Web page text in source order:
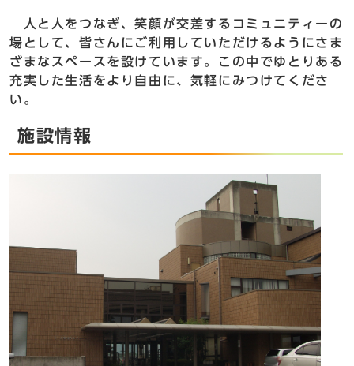
人と人をつなぎ、笑顔が交差するコミュニティーの
場として、皆さんにご利用していただけるようにさま
ざまなスペースを設けています。この中でゆとりある
充実した生活をより自由に、気軽にみつけてくださ
い。
施設情報